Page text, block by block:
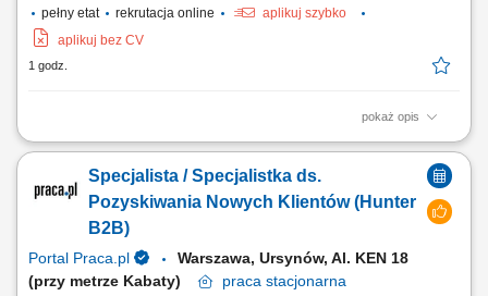
pełny etat
rekrutacja online
aplikuj szybko
aplikuj bez CV
1 godz.
pokaż opis
Zakres obowiązków Kompletowanie zamówień na stalowe rury i
rozładunek materiałów stalowych na ciężarówki oraz palety. Obsługa
suwnicy w celu przemieszczania ciężkich elementów w obrębie
magazynu. Dbałość o...
Specjalista / Specjalistka ds.
Pozyskiwania Nowych Klientów (Hunter
B2B)
Portal Praca.pl
Warszawa, Ursynów, Al. KEN 18
(przy metrze Kabaty)
praca stacjonarna